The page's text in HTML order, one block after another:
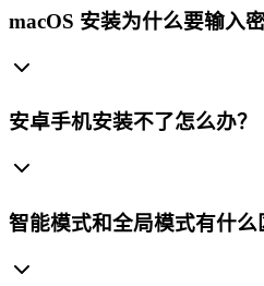
macOS 安装为什么要输入密
安卓手机安装不了怎么办？
智能模式和全局模式有什么